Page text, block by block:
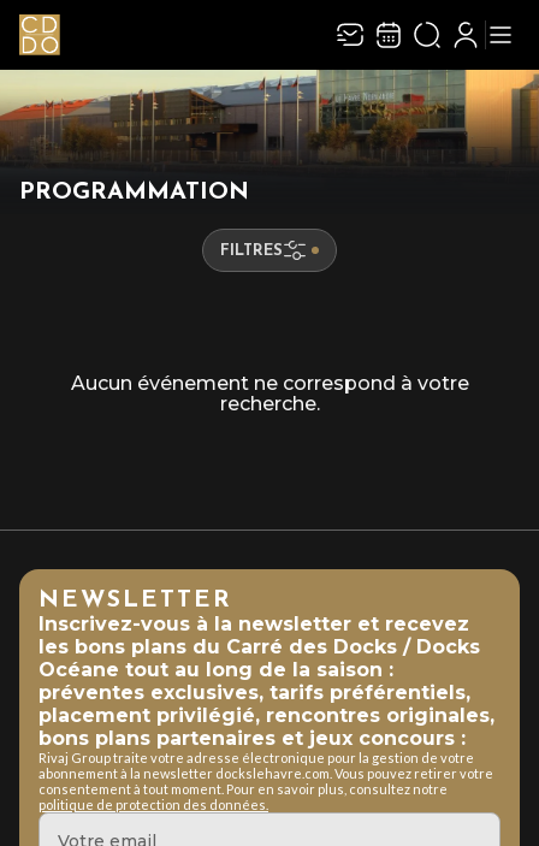
PROGRAMMATION
FILTRES
Aucun événement ne correspond à votre
recherche.
NEWSLETTER
Inscrivez-vous à la newsletter et recevez
les bons plans du Carré des Docks / Docks
Océane tout au long de la saison :
préventes exclusives, tarifs préférentiels,
placement privilégié, rencontres originales,
bons plans partenaires et jeux concours :
Rivaj Group traite votre adresse électronique pour la gestion de votre
abonnement à la newsletter dockslehavre.com. Vous pouvez retirer votre
consentement à tout moment. Pour en savoir plus, consultez notre
politique de protection des données.